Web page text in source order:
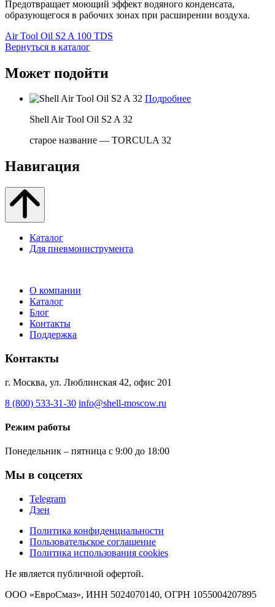
Предотвращает моющий эффект водяного конденсата,
образующегося в рабочих зонах при расширении воздуха.
Air Tool Oil S2 A 100 TDS
Вернуться в каталог
Может подойти
Подробнее
Shell Air Tool Oil S2 A 32
старое название — TORCULA 32
Навигация
Каталог
Для пневмоинструмента
О компании
Каталог
Блог
Контакты
Поддержка
Контакты
г. Москва, ул. Люблинская 42, офис 201
8 (800) 533-31-30 info@shell-moscow.ru
Режим работы
Понедельник – пятница с 9:00 до 18:00
Мы в соцсетях
Telegram
Дзен
Политика конфиденциальности
Пользовательское соглашение
Политика использования cookies
Не является публичной офертой.
ООО «ЕвроСмаз», ИНН 5024070140, ОГРН 1055004207895